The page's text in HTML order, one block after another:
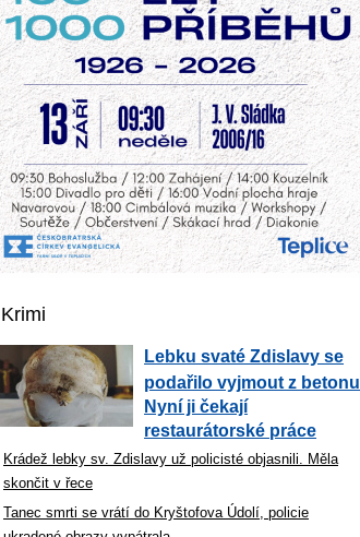
Krimi
Lebku svaté Zdislavy se
podařilo vyjmout z betonu.
Nyní ji čekají
restaurátorské práce
Krádež lebky sv. Zdislavy už policisté objasnili. Měla
skončit v řece
Tanec smrti se vrátí do Kryštofova Údolí, policie